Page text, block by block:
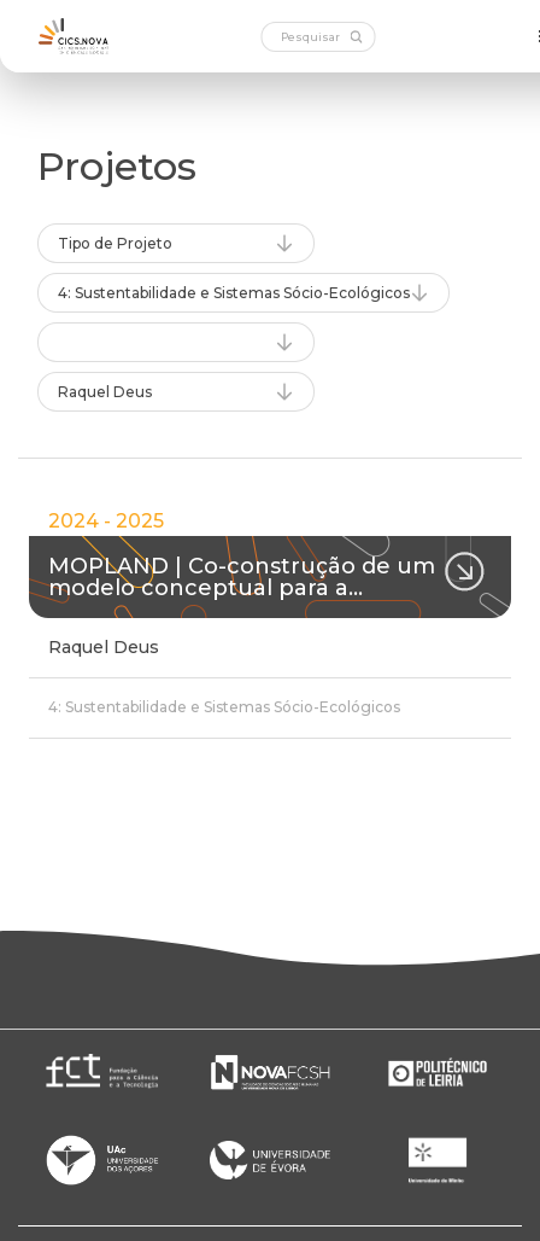
Projetos
Tipo de Projeto
4: Sustentabilidade e Sistemas Sócio-Ecológicos
Raquel Deus
2024 - 2025
MOPLAND | Co-construção de um
modelo conceptual para a…
Raquel Deus
4: Sustentabilidade e Sistemas Sócio-Ecológicos